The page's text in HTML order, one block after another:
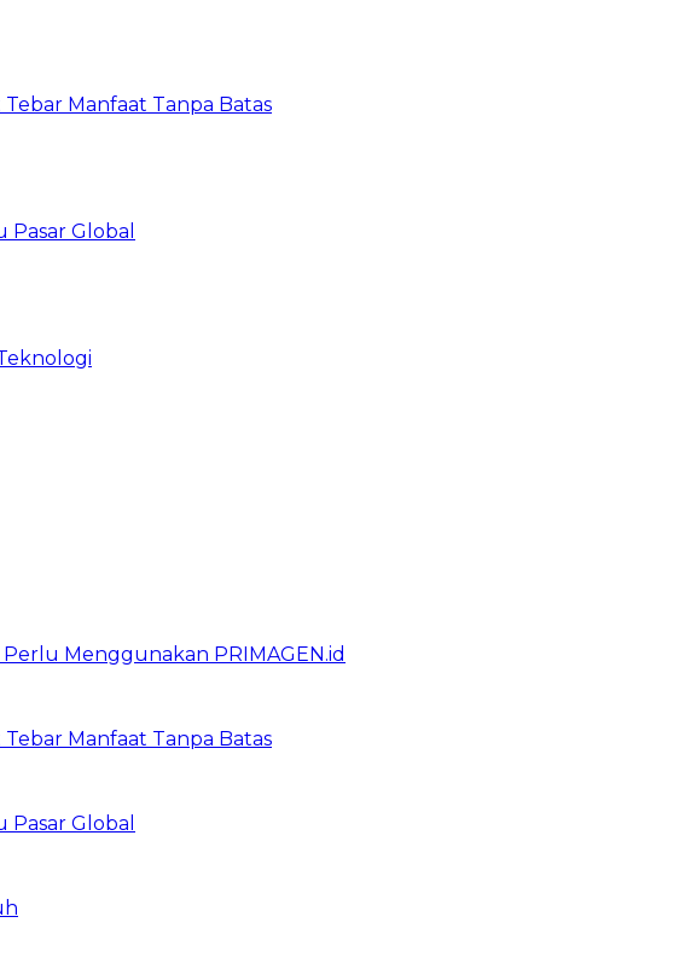
Manfaat Tanpa Batas
Global
Menggunakan PRIMAGEN.id
Manfaat Tanpa Batas
Global